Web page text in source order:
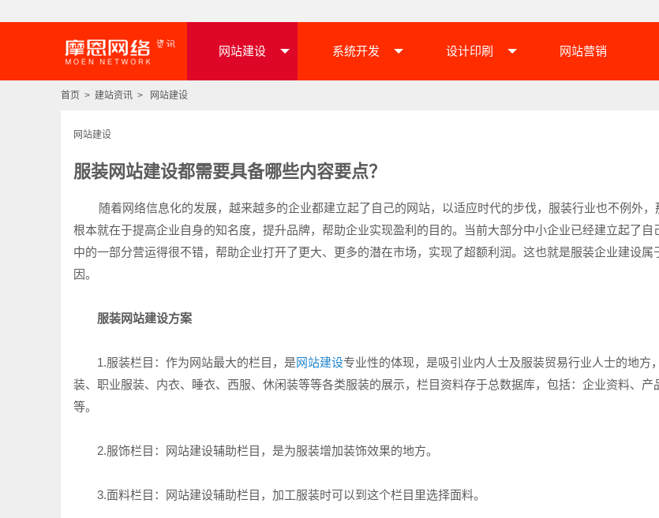
网站建设 系统开发 设计印刷 网站营销
首页 > 建站资讯 > 网站建设
网站建设
服装网站建设都需要具备哪些内容要点？
随着网络信息化的发展，越来越多的企业都建立起了自己的网站，以适应时代的步伐，服装行业也不例外，
根本就在于提高企业自身的知名度，提升品牌，帮助企业实现盈利的目的。当前大部分中小企业已经建立起了自
中的一部分营运得很不错，帮助企业打开了更大、更多的潜在市场，实现了超额利润。这也就是服装企业建设属
因。
服装网站建设方案
1.服装栏目：作为网站最大的栏目，是网站建设专业性的体现，是吸引业内人士及服装贸易行业人士的地方
装、职业服装、内衣、睡衣、西服、休闲装等等各类服装的展示，栏目资料存于总数据库，包括：企业资料、产
等。
2.服饰栏目：网站建设辅助栏目，是为服装增加装饰效果的地方。
3.面料栏目：网站建设辅助栏目，加工服装时可以到这个栏目里选择面料。